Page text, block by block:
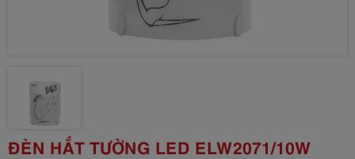
ĐÈN HẮT TƯỜNG LED ELW2071/10W